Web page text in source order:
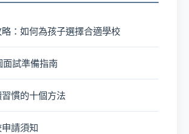
：如何為孩子選擇合適學校
面試準備指南
慣的十個方法
請須知